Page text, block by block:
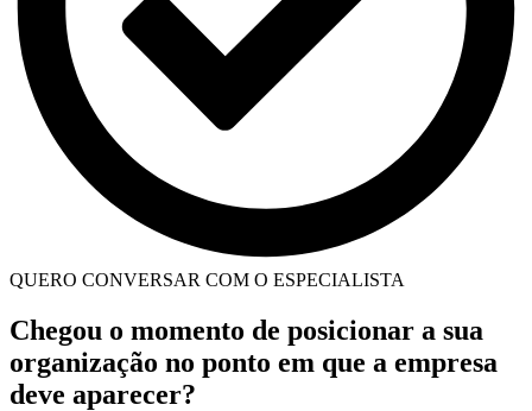
QUERO CONVERSAR COM O ESPECIALISTA
Chegou o momento de posicionar a sua
organização no ponto em que a empresa
deve aparecer?